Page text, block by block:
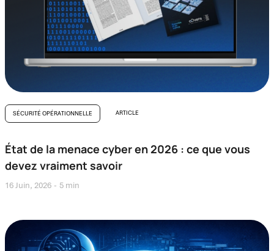
SÉCURITÉ OPÉRATIONNELLE ARTICLE
État de la menace cyber en 2026 : ce que vous
devez vraiment savoir
16 Juin, 2026 5 min